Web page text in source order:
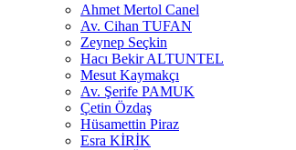
Ahmet Mertol Canel
Av. Cihan TUFAN
Zeynep Seçkin
Hacı Bekir ALTUNTEL
Mesut Kaymakçı
Av. Şerife PAMUK
Çetin Özdaş
Hüsamettin Piraz
Esra KİRİK